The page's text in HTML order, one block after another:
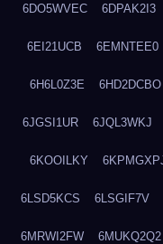
6DO5WVEC 6DPAK2I3
6EI21UCB 6EMNTEE0
6H6L0Z3E 6HD2DCBO
6JGSI1UR 6JQL3WKJ
6KOOILKY
6LSD5KCS 6LSGIF7V
6MRWI2FW 6MUKQ2Q2